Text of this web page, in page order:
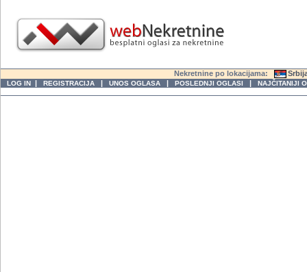
Nekretnine po lokacijama:
LOG IN | REGISTRACIJA | UNOS OGLASA | POSLEDNJI OGLASI | NAJČITANIJI